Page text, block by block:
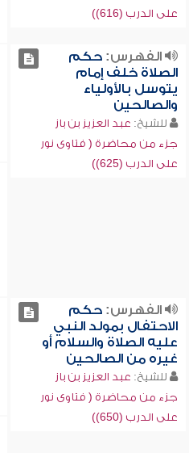
على الدرب (616))
الفهرس:حكم
الصلاة خلف إمام
يتوسل بالأولياء
والصالحين
للشيخ: عبد العزيز بن باز
جزء من محاضرة ( فتاوى نور
على الدرب (625))
الفهرس:حكم
الاحتفال بمولد النبي
عليه الصلاة والسلام أو
غيره من الصالحين
للشيخ: عبد العزيز بن باز
جزء من محاضرة ( فتاوى نور
على الدرب (650))